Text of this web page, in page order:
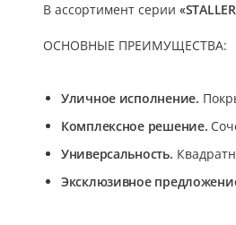
В ассортимент серии
ОСНОВНЫЕ ПРЕИМУЩЕСТВА:
Уличное исполнение.
Комплексное решение.
Универсальность.
Эксклюзивное
В детскую
В спальню
Конструкция
Цаговые